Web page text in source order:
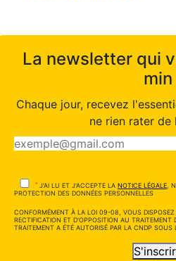
La newsletter qui
min
Chaque jour, recevez
ne rien rater de
* J'AI LU ET J'ACCEPTE LA NOTICE LÉGALE,
PROTECTION DES DONNÉES PERSONNELLES
CONFORMÉMENT À LA LOI 09-08, VOUS DISPOSEZ
RECTIFICATION ET D'OPPOSITION AU TRAITEMENT
TRAITEMENT A ÉTÉ AUTORISÉ PAR LA CNDP